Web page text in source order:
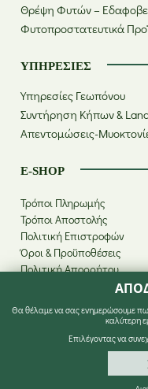
Θρέψη Φυτών –
Φυτοπροστατευτικά
ΥΠΗΡΕΣΊΕΣ
Υπηρεσίες Γεωπόνου
Συντήρηση Κήπων &
Απεντομώσεις-
E-SHOP
Τρόποι Πληρωμής
Τρόποι Αποστολής
Πολιτική Επιστροφών
Όροι & Προϋποθέσεις
Πολιτική Απορρήτου
© 2026 Με επιφύλαξη
δικαιώματος
Πολιτική Απορρήτου
Θα θέλαμε να σας ενημερώσουμε
καλύτερη
Επιλέγοντας να